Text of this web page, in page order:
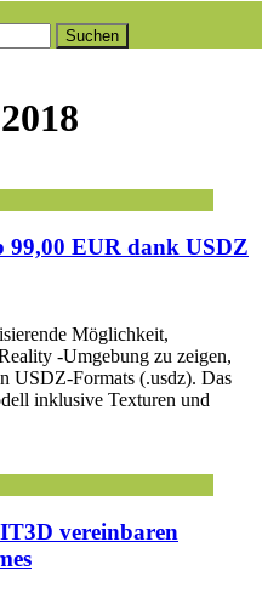
99,00 EUR dank USDZ
Möglichkeit,
-Umgebung zu zeigen,
USDZ-Formats (.usdz). Das
inklusive Texturen und
vereinbaren